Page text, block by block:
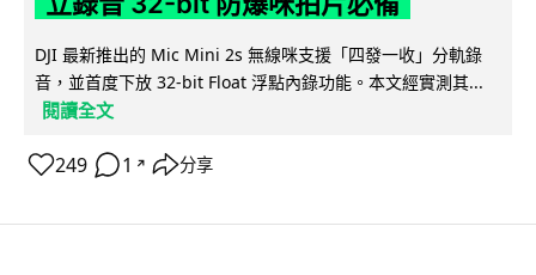
DJI 最新推出的 Mic Mini 2s 無線咪支援「四發一收」分軌錄
音，並首度下放 32-bit Float 浮點內錄功能。本文經實測其...
閱讀全文
249 1 ↗ 分享